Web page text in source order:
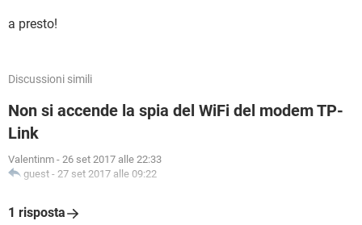
a presto!
Discussioni simili
Non si accende la spia del WiFi del modem TP-
Link
Valentinm - 26 set 2017 alle 22:33
guest - 27 set 2017 alle 09:22
1 risposta